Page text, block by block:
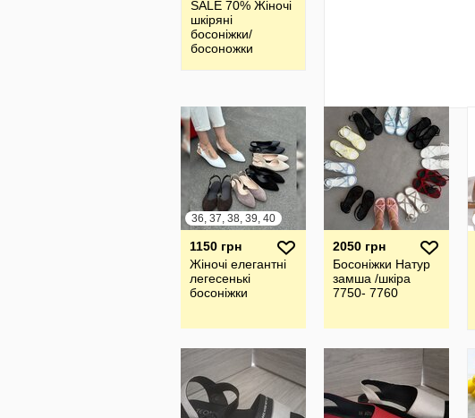
SALE 70% Жіночі
шкіряні
босоніжки/
босоножки
36, 37, 38, 39, 40
1150 грн
Жіночі елегантні
легесенькі
босоніжки
2050 грн
Босоніжки Натур
замша /шкіра
7750- 7760